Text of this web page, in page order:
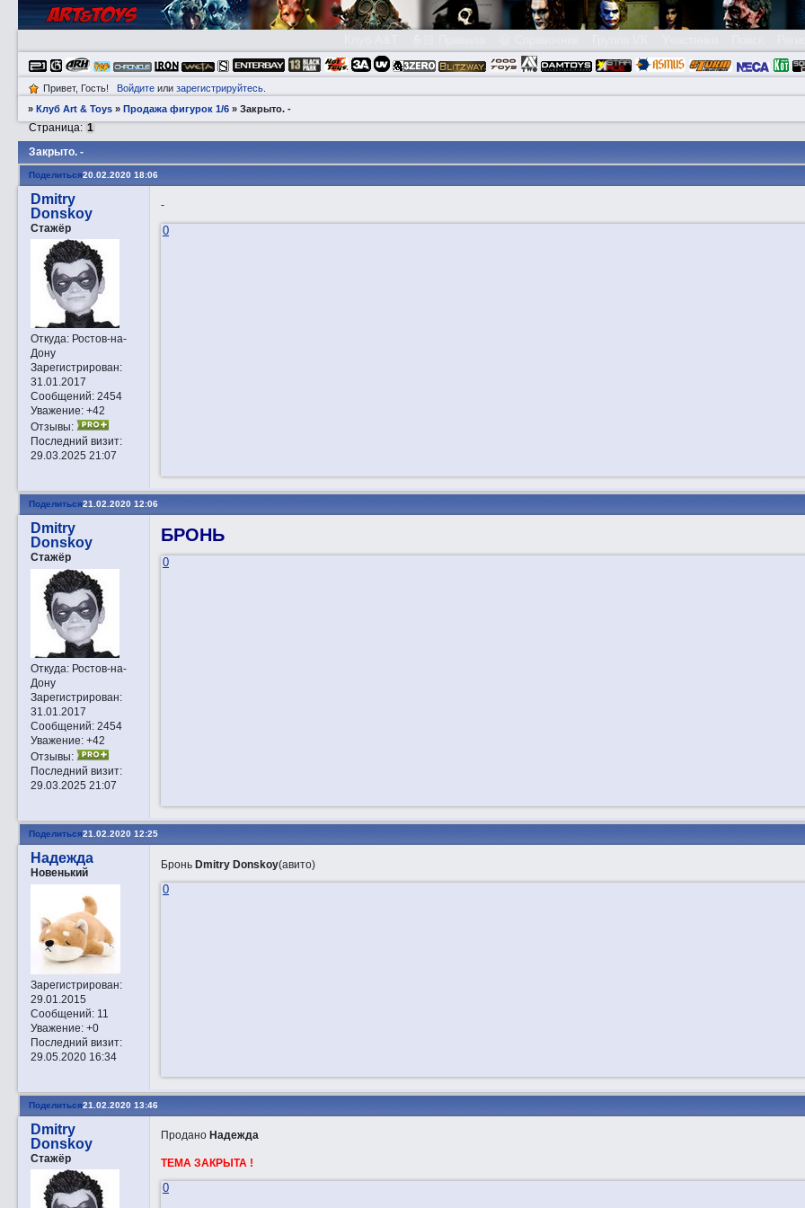
Привет, Гость! Войдитеили зарегистрируйтесь.
»Клуб Art & Toys »Продажа фигурок 1/6 »Закрытo. -
Закрытo. -
Страница: 1
Поделиться20.02.2020 18:06
Dmitry
Donskoy
Стажёр
Откуда:Ростов-на-
Дону
Зарегистрирован:
31.01.2017
Сообщений:2454
Уважение: +42
Отзывы:
Последний визит:
29.03.2025 21:07
-
0
Поделиться21.02.2020 12:06
Dmitry
Donskoy
Стажёр
Откуда:Ростов-на-
Дону
Зарегистрирован:
31.01.2017
Сообщений:2454
Уважение: +42
Отзывы:
Последний визит:
29.03.2025 21:07
БРОНЬ
0
Поделиться21.02.2020 12:25
Надежда
Новенький
Зарегистрирован:
29.01.2015
Сообщений:11
Уважение: +0
Последний визит:
29.05.2020 16:34
Бронь Dmitry Donskoy(авито)
0
Поделиться21.02.2020 13:46
Dmitry
Donskoy
Стажёр
Продано Надежда
ТЕМА ЗАКРЫТА !
0